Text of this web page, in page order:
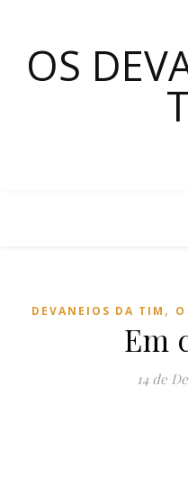
OS
DEVANEIOS DA TIM ,
Em
14 de